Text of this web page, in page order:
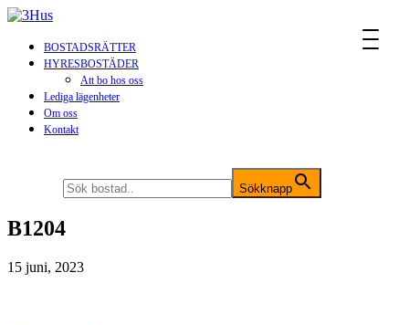
BOSTADSRÄTTER
HYRESBOSTÄDER
Att bo hos oss
Lediga lägenheter
Om oss
Kontakt
Sökknapp
B1204
15 juni, 2023